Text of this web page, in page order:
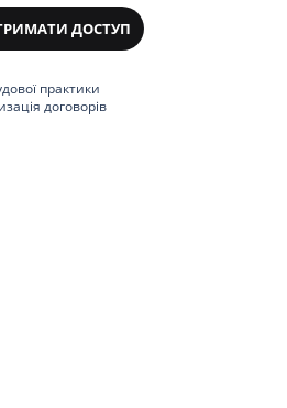
ДОСТУП
практики
договорів